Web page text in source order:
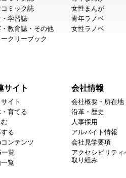
ミック誌
・学習誌
教育誌・その他
クリーブック
女性まんが
青年ラノベ
女性ラノベ
サイト
イト
育てる
る
ンテンツ
覧
覧
会社情報
会社概要・所在地
沿革・歴史
人事採用
アルバイト情報
会社見学要項
アクセシビリティ
取り組み